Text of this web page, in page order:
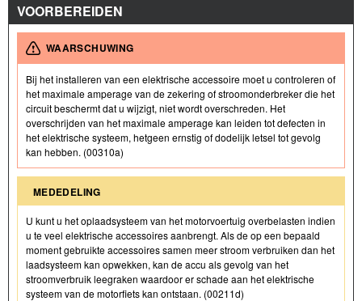
VOORBEREIDEN
WAARSCHUWING
Bij het installeren van een elektrische accessoire moet u controleren of
het maximale amperage van de zekering of stroomonderbreker die het
circuit beschermt dat u wijzigt, niet wordt overschreden. Het
overschrijden van het maximale amperage kan leiden tot defecten in
het elektrische systeem, hetgeen ernstig of dodelijk letsel tot gevolg
kan hebben. (00310a)
MEDEDELING
U kunt u het oplaadsysteem van het motorvoertuig overbelasten indien
u te veel elektrische accessoires aanbrengt. Als de op een bepaald
moment gebruikte accessoires samen meer stroom verbruiken dan het
laadsysteem kan opwekken, kan de accu als gevolg van het
stroomverbruik leegraken waardoor er schade aan het elektrische
systeem van de motorfiets kan ontstaan. (00211d)